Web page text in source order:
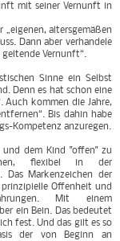
mit seiner Vernunft in
„eigenen, altersgemäßen
Dann aber verhandele
Vernunft“.
Sinne ein Selbst
Denn es hat schon eine
kommen die Jahre,
Bis dahin habe
Kompetenz anzuregen.
dem Kind "offen" zu
flexibel in der
Das Markenzeichen der
Offenheit und
Mit einem
ein Bein. Das bedeutet
fest. Und das gilt es so
der von Beginn an